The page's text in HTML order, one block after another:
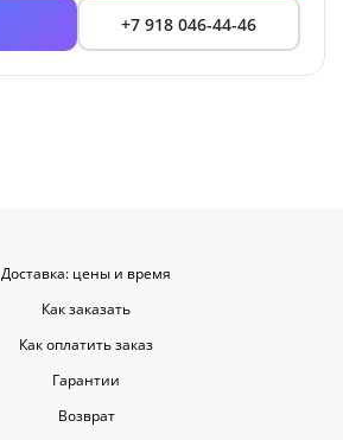
+7 918 046-44-46
Доставка: цены и время
Как заказать
Как оплатить заказ
Гарантии
Возврат